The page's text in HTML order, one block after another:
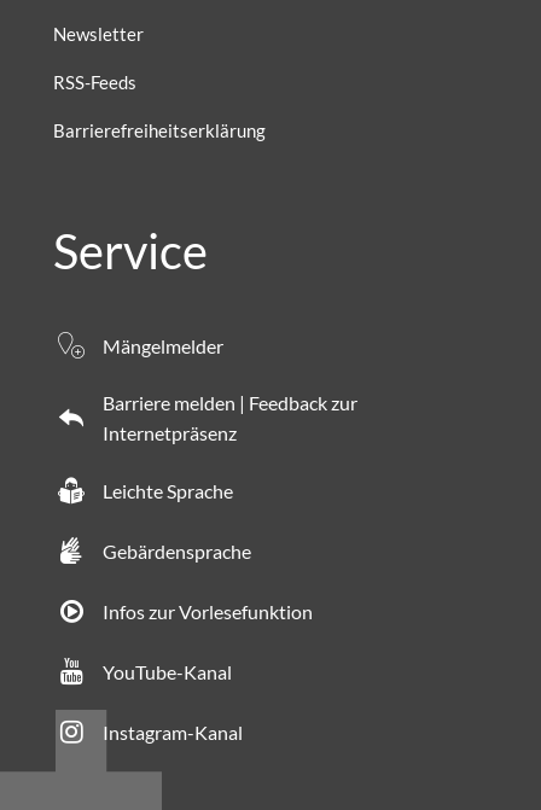
Newsletter
RSS-Feeds
Barrierefreiheitserklärung
Service
Mängelmelder
Barriere melden | Feedback zur
Internetpräsenz
Leichte Sprache
Gebärdensprache
Infos zur Vorlesefunktion
YouTube-Kanal
Instagram-Kanal